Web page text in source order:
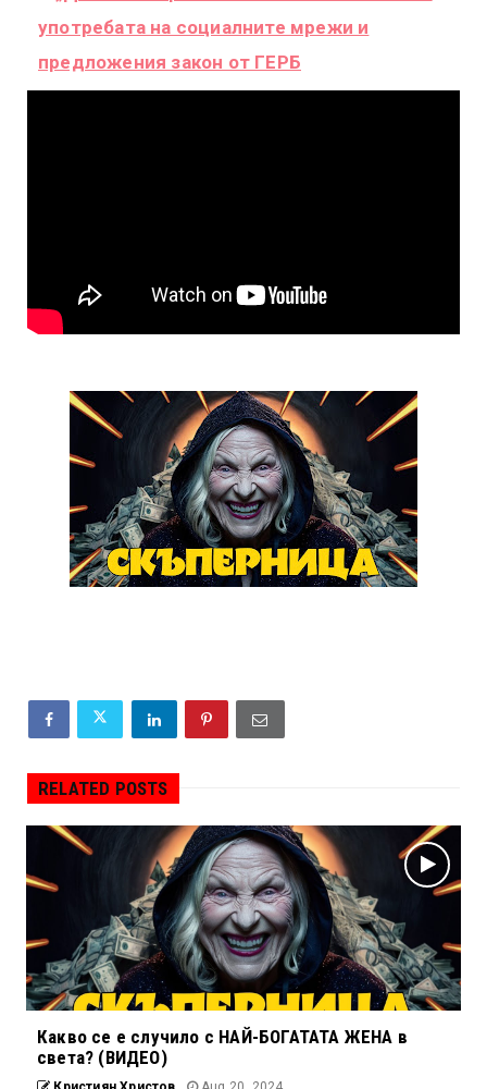
употребата на социалните мрежи и
предложения закон от ГЕРБ
RELATED POSTS
Какво се е случило с НАЙ-БОГАТАТА ЖЕНА в
света? (ВИДЕО)